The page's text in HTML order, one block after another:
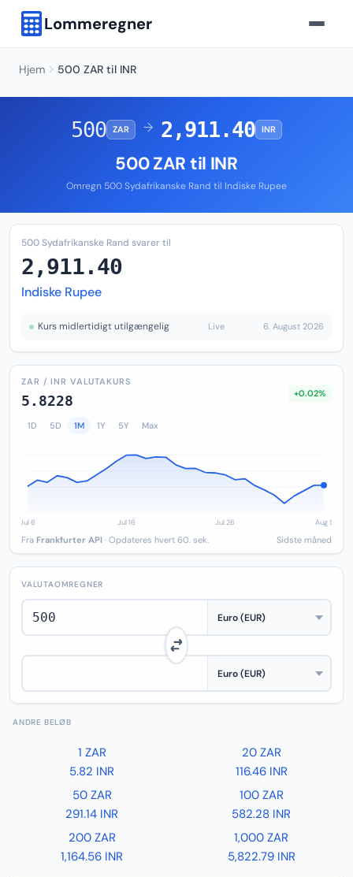
Lommeregner
Hjem 500 ZAR til INR
500 ZAR → 2,911.40 INR
500 ZAR til INR
Omregn 500 Sydafrikanske Rand til Indiske Rupee
500 Sydafrikanske Rand svarer til
2,911.40
Indiske Rupee
Kurs midlertidigt utilgængelig Live 6. August 2026
ZAR / INR VALUTAKURS
5.8228 +0.02%
1D 5D 1M 1Y 5Y Max
Fra Frankfurter API · Opdateres hvert 60. sek. Sidste måned
VALUTAOMREGNER
ANDRE BELØB
1 ZAR
5.82 INR
20 ZAR
116.46 INR
50 ZAR
291.14 INR
100 ZAR
582.28 INR
200 ZAR
1,164.56 INR
1,000 ZAR
5,822.79 INR